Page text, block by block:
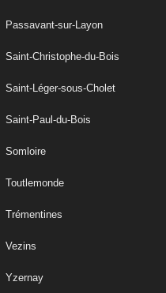
Passavant-sur-Layon
Saint-Christophe-du-Bois
Saint-Léger-sous-Cholet
Saint-Paul-du-Bois
Somloire
Toutlemonde
Trémentines
Vezins
Yzernay